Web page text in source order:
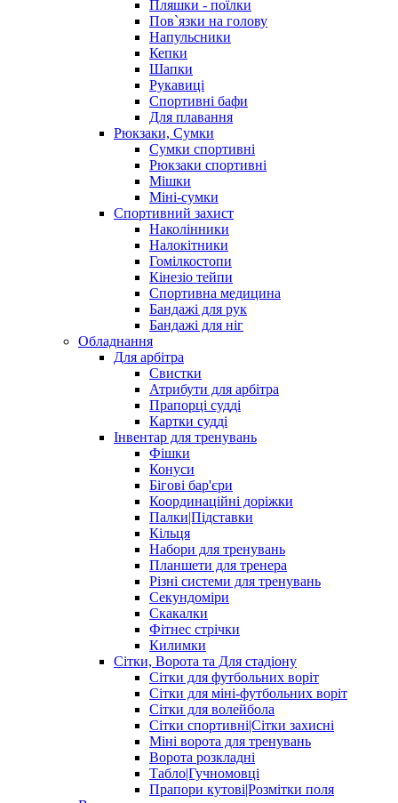
Пляшки - поїлки
Пов`язки на голову
Напульсники
Кепки
Шапки
Рукавиці
Спортивні бафи
Для плавання
Рюкзаки, Сумки
Сумки спортивні
Рюкзаки спортивні
Мішки
Міні-сумки
Спортивний захист
Наколінники
Налокітники
Гомілкостопи
Кінезіо тейпи
Спортивна медицина
Бандажі для рук
Бандажі для ніг
Обладнання
Для арбітра
Свистки
Атрибути для арбітра
Прапорці судді
Картки судді
Інвентар для тренувань
Фішки
Конуси
Бігові бар'єри
Координаційні доріжки
Палки|Підставки
Кільця
Набори для тренувань
Планшети для тренера
Різні системи для тренувань
Секундоміри
Скакалки
Фітнес стрічки
Килимки
Сітки, Ворота та Для стадіону
Сітки для футбольних воріт
Сітки для міні-футбольних воріт
Сітки для волейбола
Сітки спортивні|Cітки захисні
Міні ворота для тренувань
Ворота розкладні
Табло|Гучномовці
Прапори кутові|Розмітки поля